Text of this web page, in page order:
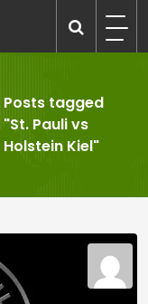
Posts tagged
"St. Pauli vs
Holstein Kiel"